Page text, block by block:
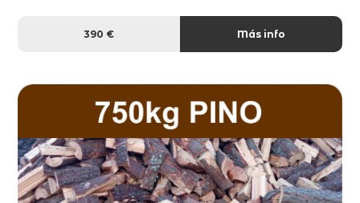
390 € Más info